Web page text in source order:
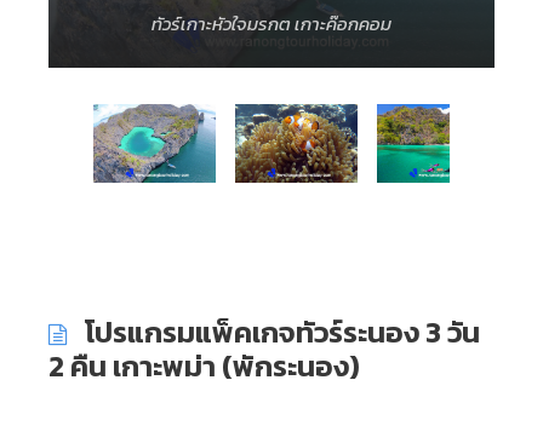
ทัวร์เกาะหัวใจมรกต เกาะค๊อกคอม
โปรแกรมแพ็คเกจทัวร์ระนอง 3 วัน
2 คืน เกาะพม่า (พักระนอง)